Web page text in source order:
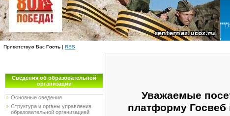
Приветствую Вас Гость | RSS
Сведения об образовательной
организации
Основные сведения
Структура и органы управления
образовательной организацией
Уважаемые
платформу Госвеб